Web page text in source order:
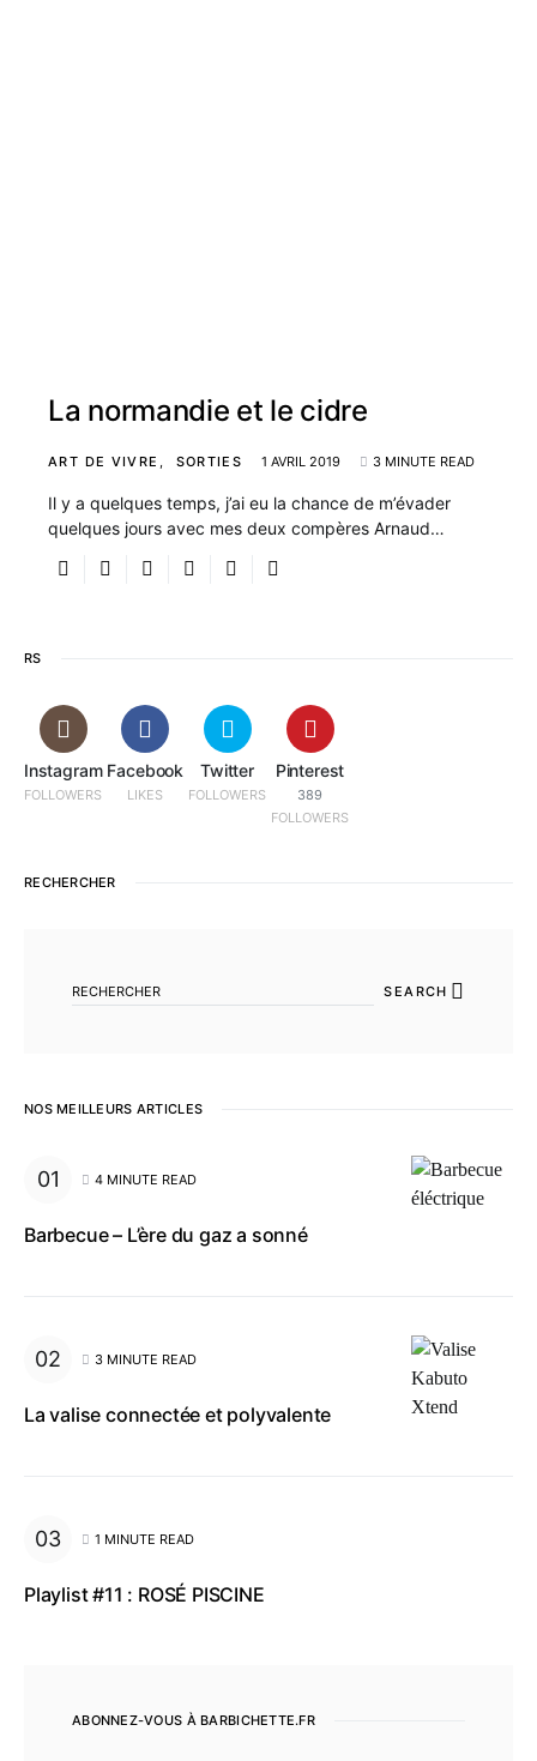
La normandie et le cidre
ART DE VIVRE SORTIES 1 AVRIL 2019 3 MINUTE READ
Il y a quelques temps, j’ai eu la chance de m’évader
quelques jours avec mes deux compères Arnaud…
RS
Instagram
FOLLOWERS
Facebook
LIKES
Twitter
FOLLOWERS
Pinterest
389
FOLLOWERS
RECHERCHER
SEARCH
NOS MEILLEURS ARTICLES
4 MINUTE READ
Barbecue – L’ère du gaz a sonné
3 MINUTE READ
La valise connectée et polyvalente
1 MINUTE READ
Playlist #11 : ROSÉ PISCINE
ABONNEZ-VOUS À BARBICHETTE.FR